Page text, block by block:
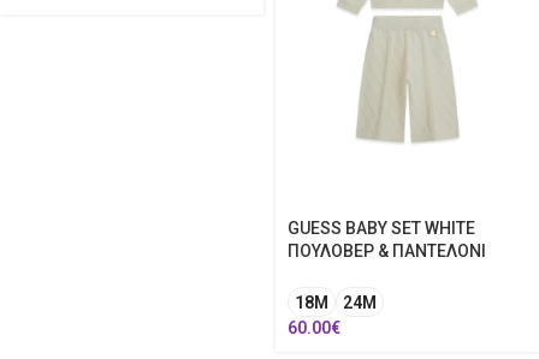
GUESS BABY SET WHITE
ΠΟΥΛΟΒΕΡ & ΠΑΝΤΕΛΟΝΙ
18Μ
24Μ
60.00€